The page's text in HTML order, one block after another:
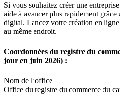
Si vous souhaitez créer une
aide à avancer plus rapidement grâce
digital. Lancez votre création en
au même endroit.
Coordonnées du registre du
jour en juin 2026) :
Nom de l’office
Office du registre du commerce du